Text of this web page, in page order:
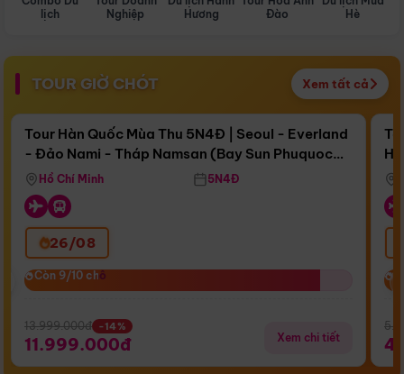
lịch
Nghiệp
Hương
Đào
Hè
TOUR GIỜ CHÓT Xem tất cả
Còn15 ngày 04:48:37
Bay Sun Phuquoc Airways
Điểm nổi bật
Tour Hàn Quốc Mùa Thu 5N4Đ | Seoul - Everland
- Đảo Nami - Tháp Namsan (Bay Sun Phuquoc
Airways)
Hồ Chí Minh 5N4Đ
26/08
Còn 9/10 chỗ
Còn 9/10 chỗ
13.999.000đ -14%
11.999.000đ Xem chi tiết